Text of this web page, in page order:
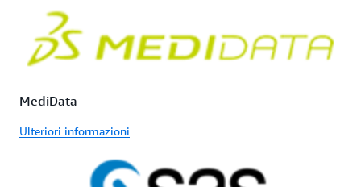
MediData
Ulteriori informazioni